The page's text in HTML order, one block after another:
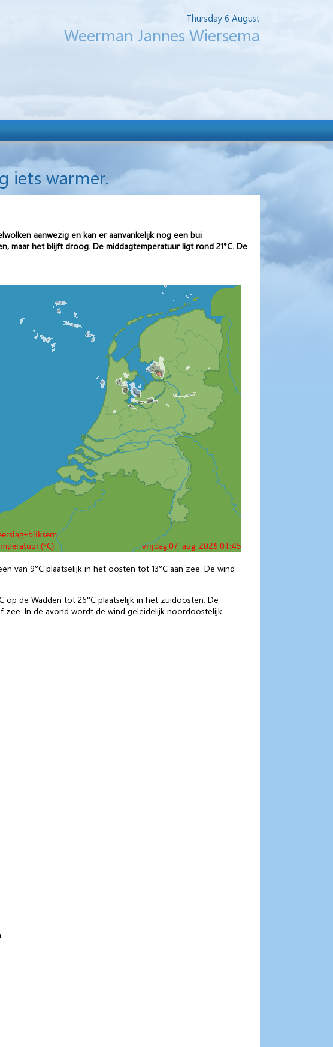
Thursday 6 August
Weerman Jannes Wiersema
iets warmer.
aanwezig en kan er aanvankelijk nog een bui
maar het blijft droog. De middagtemperatuur ligt rond 21°C. De
van 9°C plaatselijk in het oosten tot 13°C aan zee. De wind
de Wadden tot 26°C plaatselijk in het zuidoosten. De
In de avond wordt de wind geleidelijk noordoostelijk.